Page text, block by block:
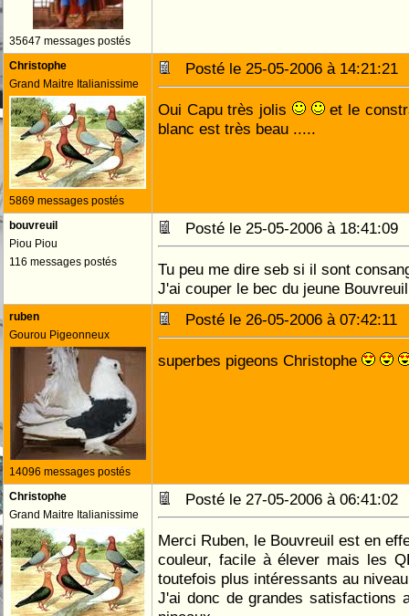
35647 messages postés
Christophe
Grand Maitre Italianissime
5869 messages postés
Posté le 25-05-2006 à
Oui Capu très jolis
et le
blanc est très beau .....
bouvreuil
Piou Piou
116 messages postés
Posté le 25-05-2006 à
Tu peu me dire seb si il sont
J'ai couper le bec du jeune Bouvreuil
ruben
Gourou Pigeonneux
14096 messages postés
Posté le 26-05-2006 à
superbes pigeons Christophe
Christophe
Grand Maitre Italianissime
Posté le 27-05-2006 à
Merci Ruben, le Bouvreuil est en
couleur, facile à élever mais les
toutefois plus intéressants au
J'ai donc de grandes satisfactions